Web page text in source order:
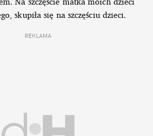
skupiła się na szczęściu dzieci.
REKLAMA